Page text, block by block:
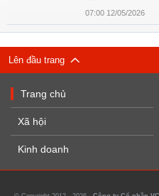
07:00 12/05/2026
Lên đầu trang
Trang chủ
Xã hội
Kinh doanh